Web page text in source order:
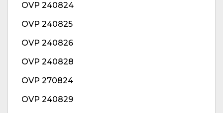
OVP 240824
OVP 240825
OVP 240826
OVP 240828
OVP 270824
OVP 240829